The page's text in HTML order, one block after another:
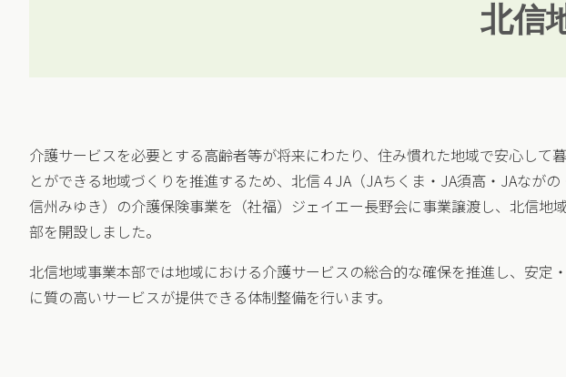
北信
介護サービスを必要とする高齢者等が将来にわたり、住み慣れた地域で安心して
とができる地域づくりを推進するため、北信４JA（JAちくま・JA須高・JAながの
信州みゆき）の介護保険事業を（社福）ジェイエー長野会に事業譲渡し、北信地
部を開設しました。
北信地域事業本部では地域における介護サービスの総合的な確保を推進し、安定
に質の高いサービスが提供できる体制整備を行います。